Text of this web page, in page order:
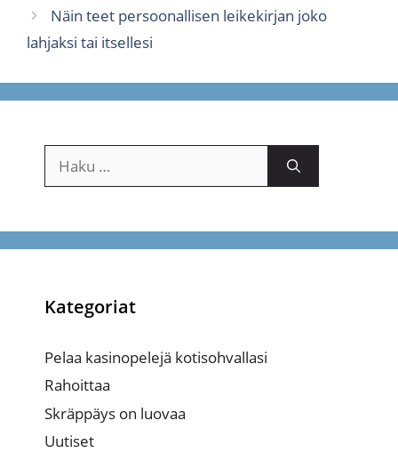
Näin teet persoonallisen leikekirjan joko
lahjaksi tai itsellesi
Haku:
Kategoriat
Pelaa kasinopelejä kotisohvallasi
Rahoittaa
Skräppäys on luovaa
Uutiset